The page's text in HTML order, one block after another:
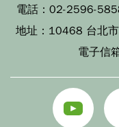
電話： 02-2596-
地址： 10468 台北
電子信